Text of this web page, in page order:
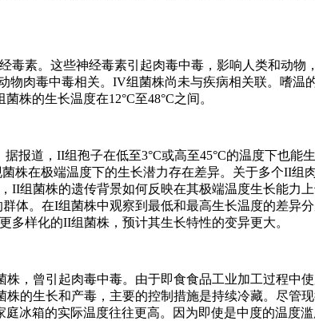
毒素。这些神经毒素引起肉毒中毒，影响人类和动物
肉毒中毒相关。IV组菌株尚未与疾病相关联。嗜温
株的生长温度在12°C至48°C之间。
报道，II组孢子在低至3°C或高至45°C的温度下也能生
株在极端温度下的生长潜力存在差异。关于多个II组
II组菌株的遗传背景如何反映在其极端温度生长能力
体。在I组菌株中观察到最低和最高生长温度的差异
多样化的II组菌株，预计其生长特性的变异更大。
，曾引起肉毒中毒。由于即食食品工业加工过程中
的生长和产毒，主要的控制措施是持续冷藏。尽管
冰箱的实际温度往往更高。因为即使是中度的温度